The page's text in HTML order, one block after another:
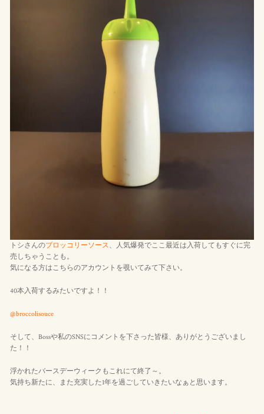
トシさんのブロッコリーソース、人気爆発でここ最近は入荷してもすぐに完
売しちゃうことも。
気になる方はこちらのアカウントを覗いてみて下さい。
40本入荷するみたいですよ！！
@broccolisouce
そして、Bossや私のSNSにコメントを下さった皆様、ありがとうございまし
た！！
浮かれたバースデーウィークもこれにて終了～。
気持ち新たに、また充実した1年を過ごしていきたいなぁと思います。